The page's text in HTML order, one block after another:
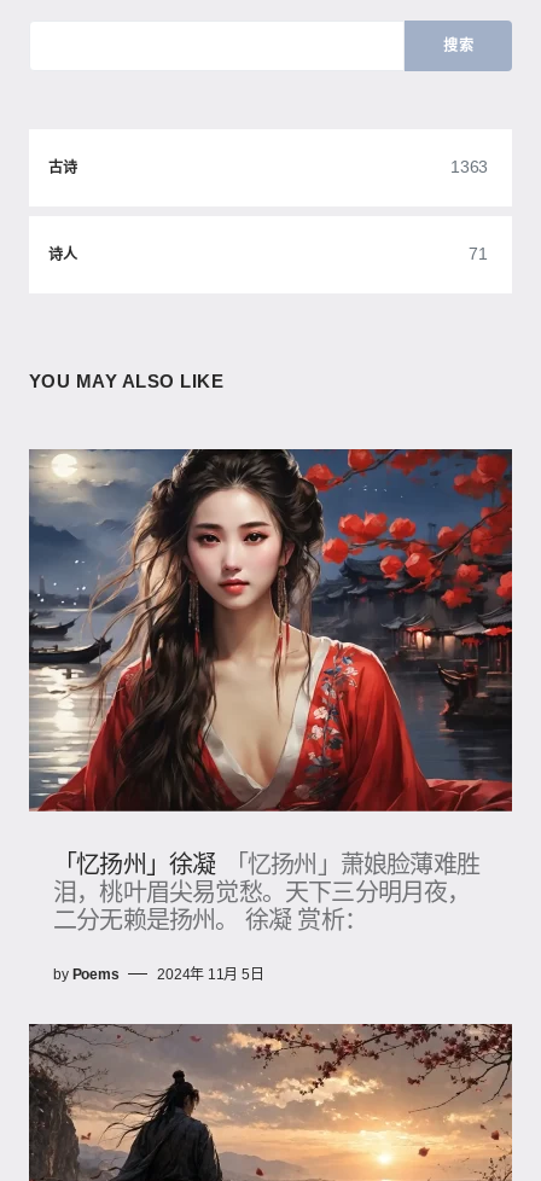
搜索
古诗 1363
诗人 71
YOU MAY ALSO LIKE
「忆扬州」徐凝
「忆扬州」萧娘脸薄难胜
泪，桃叶眉尖易觉愁。天下三分明月夜，
二分无赖是扬州。 徐凝 赏析：
by Poems 2024年 11月 5日